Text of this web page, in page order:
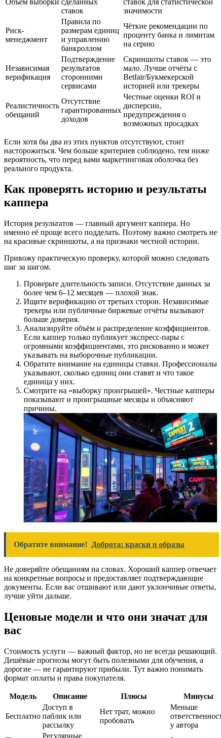
ставок
значимости
Риск-
менеджмент
Правила по
размерам единиц
и управлению
банкроллом
Чёткие рекомендации по
проценту банка и лимитам
на серию
Независимая
верификация
Подтверждение
результатов
сторонними
сервисами
Скриншоты ставок — это
мало. Лучше отчёты с
Betfair/Букмекерской
историей или трекеры
Реалистичность
обещаний
Отсутствие
гарантированных
доходов
Честные оценки ROI и
дисперсии,
предупреждения о
возможных просадках
Если хотя бы два из этих пунктов отсутствуют, стоит
насторожиться. Чем больше критериев соблюдено, тем ниже
вероятность, что перед вами маркетинговая оболочка без
реального продукта.
Как проверять историю и результаты
каппера
История результатов — главный аргумент каппера. Но
именно её проще всего подделать. Поэтому важно смотреть не
на красивые скриншоты, а на признаки честной истории.
Привожу практическую проверку, которой можно следовать
шаг за шагом.
Проверьте длительность записи. Отсутствие данных за
более чем 6–12 месяцев — плохой знак.
Ищите верификацию от третьих сторон. Независимые
трекеры или публичные биржевые отчёты вызывают
больше доверия.
Анализируйте объём и распределение коэффициентов.
Если каппер только публикует экспресс-пары с
огромными коэффициентами, это рискованно и может
указывать на выборочные публикации.
Обратите внимание на единицы ставки. Профессионалы
указывают, сколько единиц они ставят и что такое
единица у них.
Смотрите на «выборку проигрышей». Честные капперы
показывают и проигрышные месяцы и объясняют
причины.
Обратите внимание! Доброта: краски и образы
Не доверяйте обещаниям на словах. Хороший каппер отвечает
на конкретные вопросы и предоставляет подтверждающие
документы. Если вас отшивают или дают уклончивые ответы,
лучше уйти дальше.
Ценовые модели и что они значат для
вас
Стоимость услуги — важный фактор, но не всегда решающий.
Дешёвые прогнозы могут быть полезными для обучения, а
дорогие — не гарантируют прибыли. Тут важно понимать
формат оплаты и права покупателя.
Модель Описание Плюсы Минусы
Бесплатно
Доступ в
паблик или
рассылку
Нет трат, можно
пробовать
Меньше
у автора
Регулярные